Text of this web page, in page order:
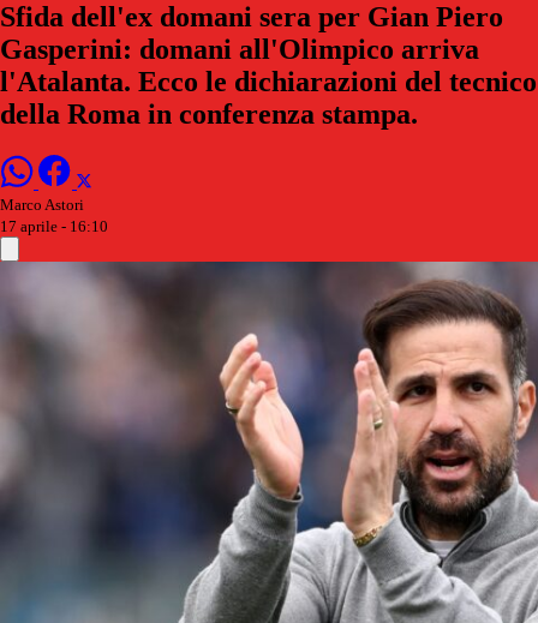
Sfida dell'ex domani sera per Gian Piero
Gasperini: domani all'Olimpico arriva
l'Atalanta. Ecco le dichiarazioni del tecnico
della Roma in conferenza stampa.
Marco Astori
17 aprile - 16:10